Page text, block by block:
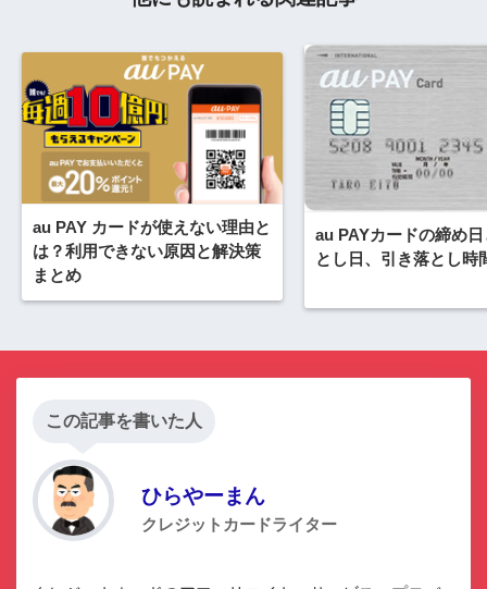
au PAY カードが使えない理由と
は？利用できない原因と解決策
まとめ
au PAYカードの締め
とし日、引き落とし時
この記事を書いた人
ひらやーまん
クレジットカードライター